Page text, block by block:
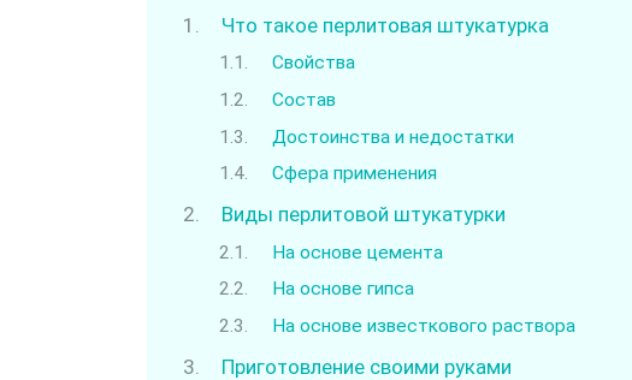
Что такое перлитовая штукатурка
Свойства
Состав
Достоинства и недостатки
Сфера применения
Виды перлитовой штукатурки
На основе цемента
На основе гипса
На основе известкового раствора
Приготовление своими руками